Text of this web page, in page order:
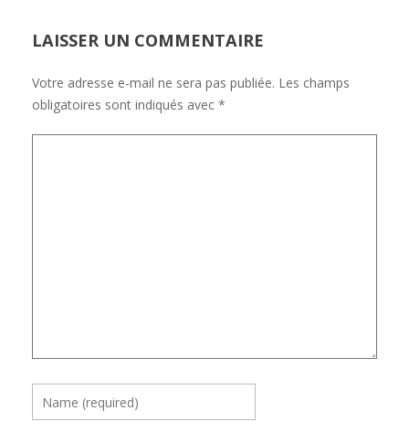
LAISSER UN COMMENTAIRE
Votre adresse e-mail ne sera pas publiée. Les champs
obligatoires sont indiqués avec *